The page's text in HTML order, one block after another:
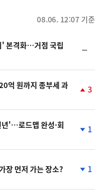
08.06. 12:07 기준
' 본격화…거점 국립
일
억 원까지 종부세 과
3
'…로드맵 완성·회
1
장 먼저 가는 장소? 1